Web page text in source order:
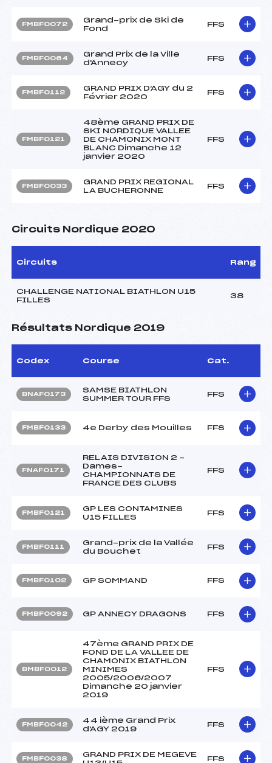
FMBF0072
Grand-prix de Ski de
Fond
FFS
FMBF0064
Grand Prix de la Ville
d'Annecy
FFS
FMBF0112
GRAND PRIX D'AGY du 2
Février 2020
FFS
FMBF0121
48ème GRAND PRIX DE
SKI NORDIQUE VALLEE
DE CHAMONIX MONT
BLANC Dimanche 12
janvier 2020
FFS
FMBF0033
GRAND PRIX REGIONAL
LA BUCHERONNE
FFS
Circuits Nordique 2020
Circuits Rang
CHALLENGE NATIONAL BIATHLON U15
FILLES
38
Résultats Nordique 2019
Codex Course Cat.
BNAF0173
SAMSE BIATHLON
SUMMER TOUR FFS
FFS
FMBF0133 4e Derby des Mouilles FFS
FNAF0171
RELAIS DIVISION 2 -
Dames-
CHAMPIONNATS DE
FRANCE DES CLUBS
FFS
FMBF0121
GP LES CONTAMINES
U15 FILLES
FFS
FMBF0111
Grand-prix de la Vallée
du Bouchet
FFS
FMBF0102 GP SOMMAND FFS
FMBF0092 GP ANNECY DRAGONS FFS
BMBF0012
47ème GRAND PRIX DE
FOND DE LA VALLEE DE
CHAMONIX BIATHLON
MINIMES
2005/2006/2007
Dimanche 20 janvier
2019
FFS
FMBF0042
44 ième Grand Prix
d'AGY 2019
FFS
FMBF0038
GRAND PRIX DE MEGEVE
FFS